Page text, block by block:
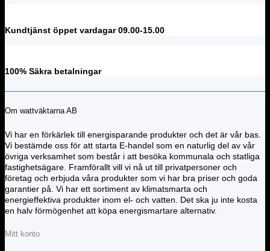
Kundtjänst öppet vardagar 09.00-15.00
100% Säkra betalningar
Om wattväktarna AB
Vi har en förkärlek till energisparande produkter och det är vår bas.
Vi bestämde oss för att starta E-handel som en naturlig del av vår
övriga verksamhet som består i att besöka kommunala och statliga
fastighetsägare. Framförallt vill vi nå ut till privatpersoner och
företag och erbjuda våra produkter som vi har bra priser och goda
garantier på. Vi har ett sortiment av klimatsmarta och
energieffektiva produkter inom el- och vatten. Det ska ju inte kosta
en halv förmögenhet att köpa energismartare alternativ.
Mitt konto